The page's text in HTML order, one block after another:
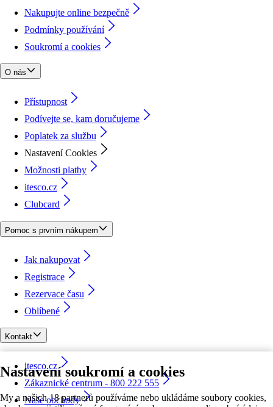
Nastavení soukromí a cookies
My a našich 18 partnerů používáme nebo ukládáme soubory cookies,
Nakupujte online bezpečně
Podmínky používání
Soukromí a cookies
O nás
Přístupnost
Podívejte se, kam doručujeme
Poplatek za službu
Nastavení Cookies
Možnosti platby
itesco.cz
Clubcard
Pomoc s prvním nákupem
Jak nakupovat
Registrace
Rezervace času
Oblíbené
Kontakt
itesco.cz
Zákaznické centrum - 800 222 555
Naše obchody